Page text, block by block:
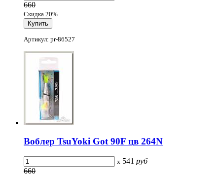
660
Скидка 20%
Артикул: pr-86527
Воблер TsuYoki Got 90F цв 264N
x 541 руб
660